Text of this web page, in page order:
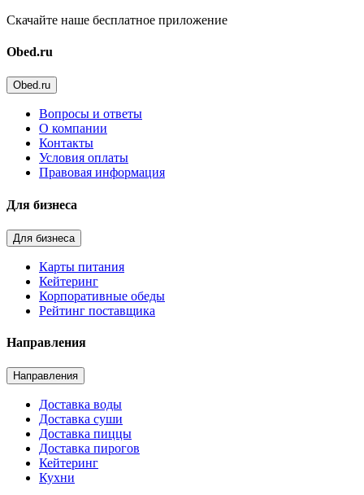
Скачайте наше бесплатное приложение
Obed.ru
Obed.ru
Вопросы и ответы
О компании
Контакты
Условия оплаты
Правовая информация
Для бизнеса
Для бизнеса
Карты питания
Кейтеринг
Корпоративные обеды
Рейтинг поставщика
Направления
Направления
Доставка воды
Доставка суши
Доставка пиццы
Доставка пирогов
Кейтеринг
Кухни